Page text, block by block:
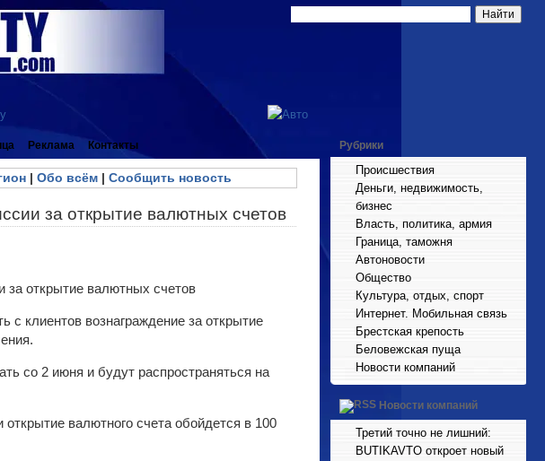
Реклама Контакты
| Обо всём| Сообщить новость
за открытие валютных счетов
с клиентов вознаграждение за открытие
со 2 июня и будут распространяться на
валютного счета обойдется в 100
Рубрики
Происшествия
Деньги, недвижимость,
бизнес
Власть, политика, армия
Граница, таможня
Автоновости
Общество
Культура, отдых, спорт
Интернет. Мобильная связь
Брестская крепость
Беловежская пуща
Новости компаний
Новости компаний
Третий точно не лишний:
BUTIKAVTO откроет новый